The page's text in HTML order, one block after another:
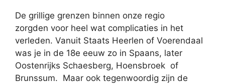
De grillige grenzen binnen onze regio
zorgden voor heel wat complicaties in het
verleden. Vanuit Staats Heerlen of Voerendaal
was je in de 18e eeuw zo in Spaans, later
Oostenrijks Schaesberg, Hoensbroek of
Brunssum. Maar ook tegenwoordig zijn de